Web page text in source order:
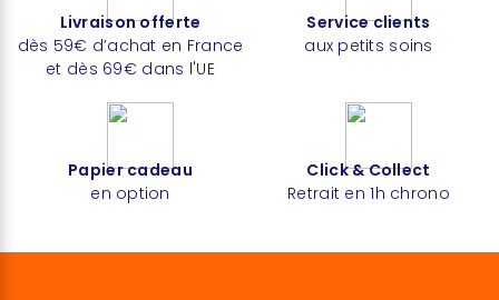
Livraison offerte
dès 59€ d’achat en France
et dès 69€ dans l'UE
Service clients
aux petits soins
Papier cadeau
en option
Click & Collect
Retrait en 1h chrono